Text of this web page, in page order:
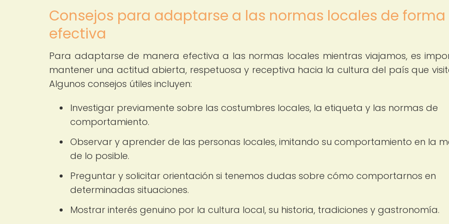
Consejos para adaptarse a las normas locales de forma
efectiva
Para adaptarse de manera efectiva a las normas locales mientras viajamos, es
mantener una actitud abierta, respetuosa y receptiva hacia la cultura del país que
Algunos consejos útiles incluyen:
Investigar previamente sobre las costumbres locales, la etiqueta y las normas de
comportamiento.
Observar y aprender de las personas locales, imitando su comportamiento en la
de lo posible.
Preguntar y solicitar orientación si tenemos dudas sobre cómo comportarnos en
determinadas situaciones.
Mostrar interés genuino por la cultura local, su historia, tradiciones y gastronomía.